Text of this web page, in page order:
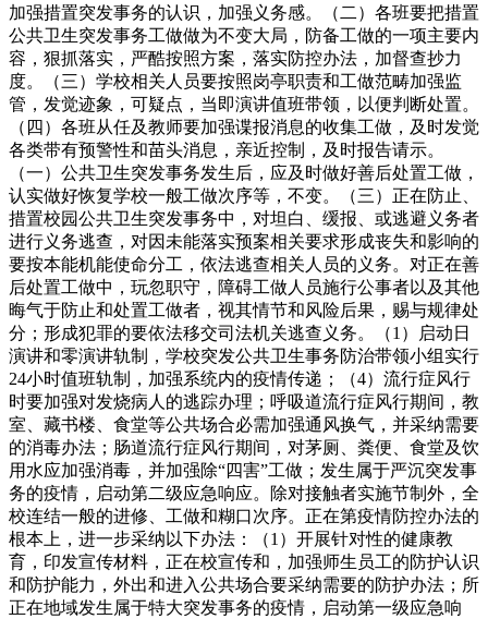
加强措置突发事务的认识，加强义务感。（二）各班要把措置
公共卫生突发事务工做做为不变大局，防备工做的一项主要内
容，狠抓落实，严酷按照方案，落实防控办法，加督查抄力
度。（三）学校相关人员要按照岗亭职责和工做范畴加强监
管，发觉迹象，可疑点，当即演讲值班带领，以便判断处置。
（四）各班从任及教师要加强谍报消息的收集工做，及时发觉
各类带有预警性和苗头消息，亲近控制，及时报告请示。
（一）公共卫生突发事务发生后，应及时做好善后处置工做，
认实做好恢复学校一般工做次序等，不变。（三）正在防止、
措置校园公共卫生突发事务中，对坦白、缓报、或逃避义务者
进行义务逃查，对因未能落实预案相关要求形成丧失和影响的
要按本能机能使命分工，依法逃查相关人员的义务。对正在善
后处置工做中，玩忽职守，障碍工做人员施行公事者以及其他
晦气于防止和处置工做者，视其情节和风险后果，赐与规律处
分；形成犯罪的要依法移交司法机关逃查义务。（1）启动日
演讲和零演讲轨制，学校突发公共卫生事务防治带领小组实行
24小时值班轨制，加强系统内的疫情传递；（4）流行症风行
时要加强对发烧病人的逃踪办理；呼吸道流行症风行期间，教
室、藏书楼、食堂等公共场合必需加强通风换气，并采纳需要
的消毒办法；肠道流行症风行期间，对茅厕、粪便、食堂及饮
用水应加强消毒，并加强除“四害”工做；发生属于严沉突发事
务的疫情，启动第二级应急响应。除对接触者实施节制外，全
校连结一般的进修、工做和糊口次序。正在第疫情防控办法的
根本上，进一步采纳以下办法：（1）开展针对性的健康教
育，印发宣传材料，正在校宣传和，加强师生员工的防护认识
和防护能力，外出和进入公共场合要采纳需要的防护办法；所
正在地域发生属于特大突发事务的疫情，启动第一级应急响